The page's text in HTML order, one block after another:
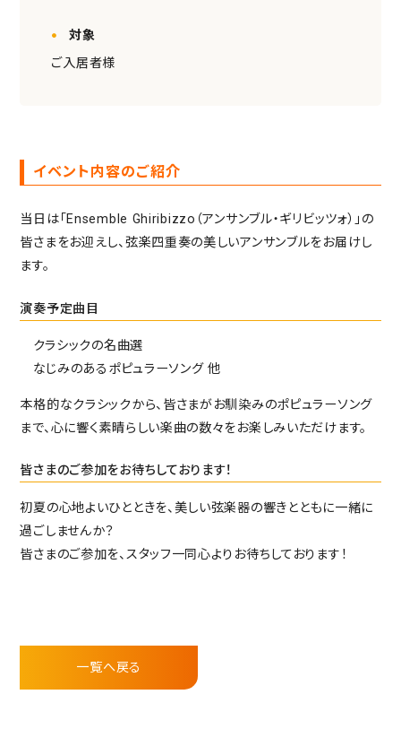
対象
ご入居者様
イベント内容のご紹介
当日は「Ensemble Ghiribizzo（アンサンブル・ギリビッツォ）」の
皆さまをお迎えし、弦楽四重奏の美しいアンサンブルをお届けし
ます。
演奏予定曲目
クラシックの名曲選
なじみのあるポピュラーソング 他
本格的なクラシックから、皆さまがお馴染みのポピュラーソング
まで、心に響く素晴らしい楽曲の数々をお楽しみいただけます。
皆さまのご参加をお待ちしております！
初夏の心地よいひとときを、美しい弦楽器の響きとともに一緒に
過ごしませんか？
皆さまのご参加を、スタッフ一同心よりお待ちしております！
一覧へ戻る